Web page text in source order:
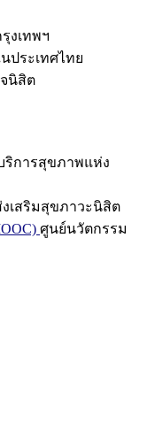
งเทพฯ
ประเทศไทย
นิสิต
ริการสุขภาพแห่ง
เสริมสุขภาวะนิสิต
ศูนย์นวัตกรรม